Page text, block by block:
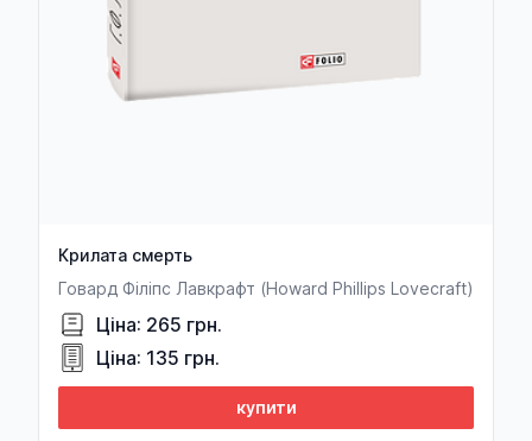
Крилата смерть
Говард Філіпс Лавкрафт (Howard Phillips Lovecraft)
Ціна: 265 грн.
Ціна: 135 грн.
купити